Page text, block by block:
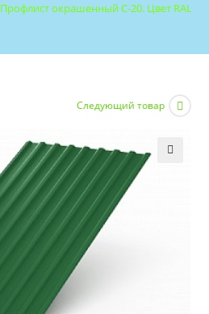
Профлист окрашенный С-20. Цвет RAL
Следующий товар